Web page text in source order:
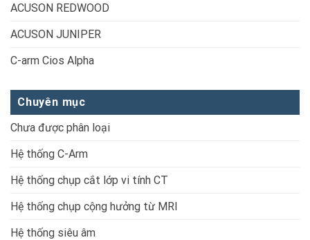
ACUSON REDWOOD
ACUSON JUNIPER
C-arm Cios Alpha
Chuyên mục
Chưa được phân loại
Hệ thống C-Arm
Hệ thống chụp cắt lớp vi tính CT
Hệ thống chụp cộng hưởng từ MRI
Hệ thống siêu âm